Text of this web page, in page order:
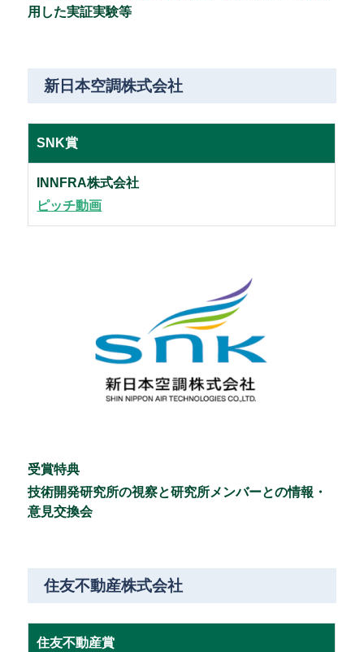
用した実証実験等
新日本空調株式会社
SNK賞
INNFRA株式会社
ピッチ動画
受賞特典
技術開発研究所の視察と研究所メンバーとの情報・
意見交換会
住友不動産株式会社
住友不動産賞